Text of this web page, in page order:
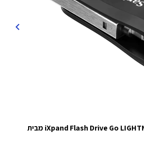
זיכרון נייד iXpand Flash Drive Go LIGHTNING + USB מבית